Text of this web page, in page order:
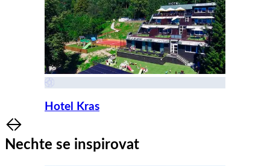
Hotel Kras
Item
1
of
Nechte se inspirovat